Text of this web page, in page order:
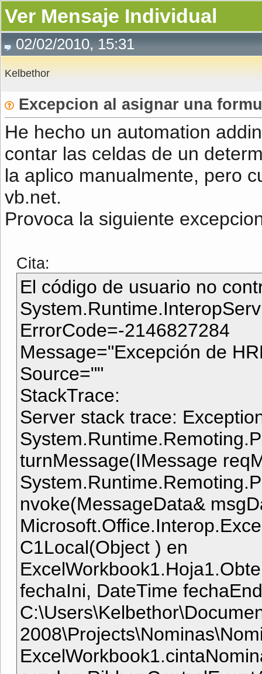
Ver Mensaje Individual
02/02/2010, 15:31
Kelbethor
Excepcion al asignar una
He hecho un automation
contar las celdas de un
la aplico manualmente, pero
vb.net.
Provoca la siguiente
Cita:
El código de usuario no
ErrorCode=-2146827284
Message="Excepción de
Source=""
StackTrace:
Server stack trace:
turnMessage(IMessage
nvoke(MessageData&
C1Local(Object ) en
fechaIni, DateTime